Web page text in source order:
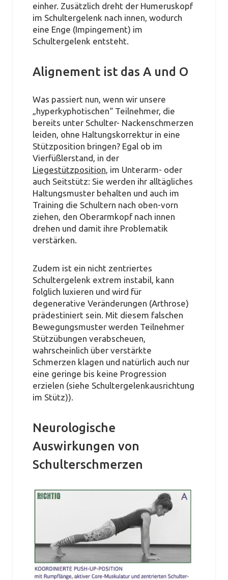
einher. Zusätzlich dreht der Humeruskopf
im Schultergelenk nach innen, wodurch
eine Enge (Impingement) im
Schultergelenk entsteht.
Alignement ist das A und O
Was passiert nun, wenn wir unsere
„hyperkyphotischen“ Teilnehmer, die
bereits unter Schulter- Nackenschmerzen
leiden, ohne Haltungskorrektur in eine
Stützposition bringen? Egal ob im
Vierfüßlerstand, in der
Liegestützposition, im Unterarm- oder
auch Seitstütz: Sie werden ihr alltägliches
Haltungsmuster behalten und auch im
Training die Schultern nach oben-vorn
ziehen, den Oberarmkopf nach innen
drehen und damit ihre Problematik
verstärken.
Zudem ist ein nicht zentriertes
Schultergelenk extrem instabil, kann
folglich luxieren und wird für
degenerative Veränderungen (Arthrose)
prädestiniert sein. Mit diesem falschen
Bewegungsmuster werden Teilnehmer
Stützübungen verabscheuen,
wahrscheinlich über verstärkte
Schmerzen klagen und natürlich auch nur
eine geringe bis keine Progression
erzielen (siehe Schultergelenkausrichtung
im Stütz)).
Neurologische
Auswirkungen von
Schulterschmerzen